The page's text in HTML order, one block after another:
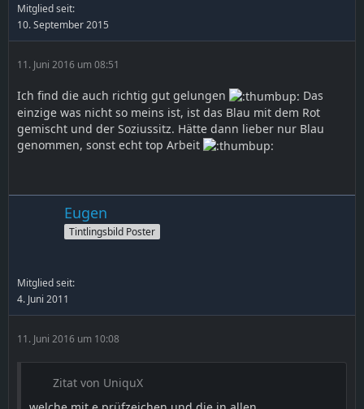
Mitglied seit:
10. September 2015
11. Juni 2016 um 08:51
Ich find die auch richtig gut gelungen
Das
einzige was nicht so meins ist, ist das Blau mit dem Rot
gemischt und der Soziussitz. Hätte dann lieber nur Blau
genommen, sonst echt top Arbeit
Eugen
Tintlingsbild Poster
Mitglied seit:
4. Juni 2011
11. Juni 2016 um 10:08
Zitat von UniquX